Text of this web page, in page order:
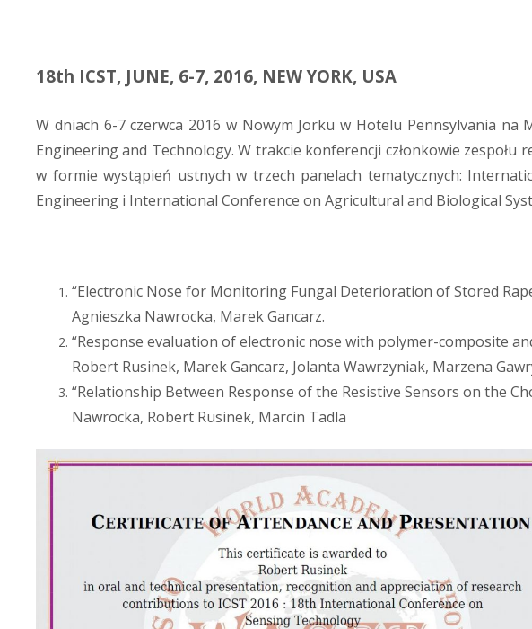
18th ICST, JUNE, 6-7, 2016, NEW YORK, USA
W dniach 6-7 czerwca 2016 w Nowym Jorku w Hotelu Pennsylvania
Engineering and Technology. W trakcie konferencji członkowie
w formie wystąpień ustnych w trzech panelach tematycznych:
Engineering i International Conference on Agricultural and Biological
“Electronic Nose for Monitoring Fungal Deterioration of Stored
Agnieszka Nawrocka, Marek Gancarz.
“Response evaluation of electronic nose with polymer-composite
Robert Rusinek, Marek Gancarz, Jolanta Wawrzyniak, Marzena
“Relationship Between Response of the Resistive Sensors on the
Nawrocka, Robert Rusinek, Marcin Tadla